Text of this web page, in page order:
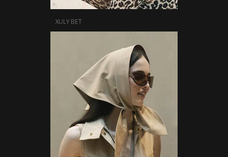
XULY BET